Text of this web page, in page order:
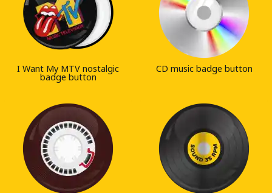
I Want My MTV nostalgic
badge button
CD music badge button